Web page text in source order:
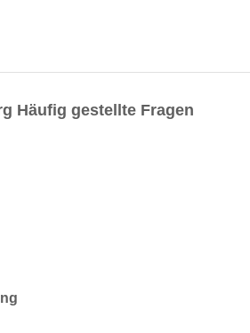
Häufig gestellte Fragen